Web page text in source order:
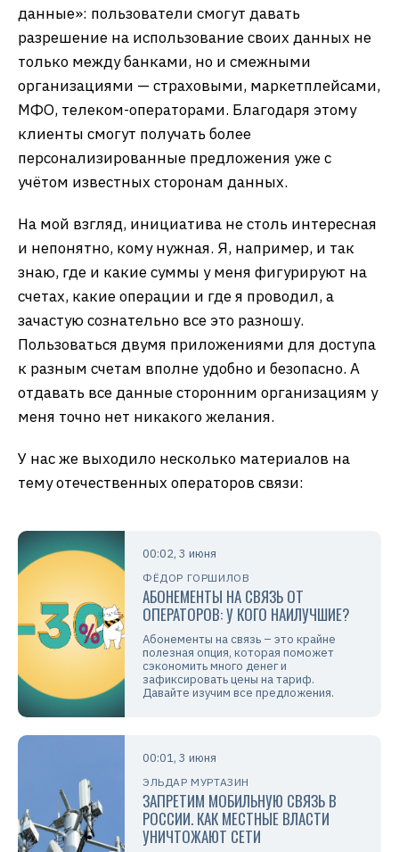
данные»: пользователи смогут давать
разрешение на использование своих данных не
только между банками, но и смежными
организациями — страховыми, маркетплейсами,
МФО, телеком-операторами. Благодаря этому
клиенты смогут получать более
персонализированные предложения уже с
учётом известных сторонам данных.
На мой взгляд, инициатива не столь интересная
и непонятно, кому нужная. Я, например, и так
знаю, где и какие суммы у меня фигурируют на
счетах, какие операции и где я проводил, а
зачастую сознательно все это разношу.
Пользоваться двумя приложениями для доступа
к разным счетам вполне удобно и безопасно. А
отдавать все данные сторонним организациям у
меня точно нет никакого желания.
У нас же выходило несколько материалов на
тему отечественных операторов связи:
00:02, 3 июня
ФЁДОР ГОРШИЛОВ
АБОНЕМЕНТЫ НА СВЯЗЬ ОТ
ОПЕРАТОРОВ: У КОГО НАИЛУЧШИЕ?
Абонементы на связь – это крайне
полезная опция, которая поможет
сэкономить много денег и
зафиксировать цены на тариф.
Давайте изучим все предложения.
00:01, 3 июня
ЭЛЬДАР МУРТАЗИН
ЗАПРЕТИМ МОБИЛЬНУЮ СВЯЗЬ В
РОССИИ. КАК МЕСТНЫЕ ВЛАСТИ
УНИЧТОЖАЮТ СЕТИ